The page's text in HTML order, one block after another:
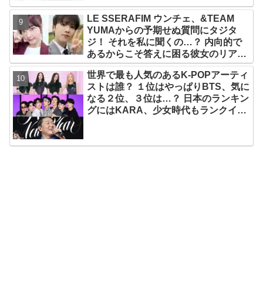
て彼の絶望から生まれた歌」
LE SSERAFIM ウンチェ、&TEAM
YUMAからの予期せぬ質問にタジタ
ジ！ それを私に聞くの…？ 内向的で
あるからこそ答えに困る彼女のリアク
ションがかわいすぎる
世界で最も人気のあるK-POPアーティ
ストは誰？ １位はやっぱりBTS、気に
なる２位、３位は…？ 日本のランキン
グにはKARA、少女時代もランクイ